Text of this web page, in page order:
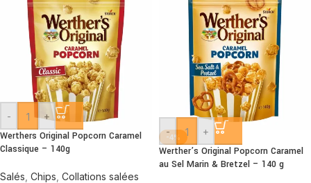
- +
Werthers Original Popcorn Caramel
Classique – 140g
Salés Chips Collations salées
-4%
- +
Werther’s Original Popcorn Caramel
au Sel Marin & Bretzel – 140 g